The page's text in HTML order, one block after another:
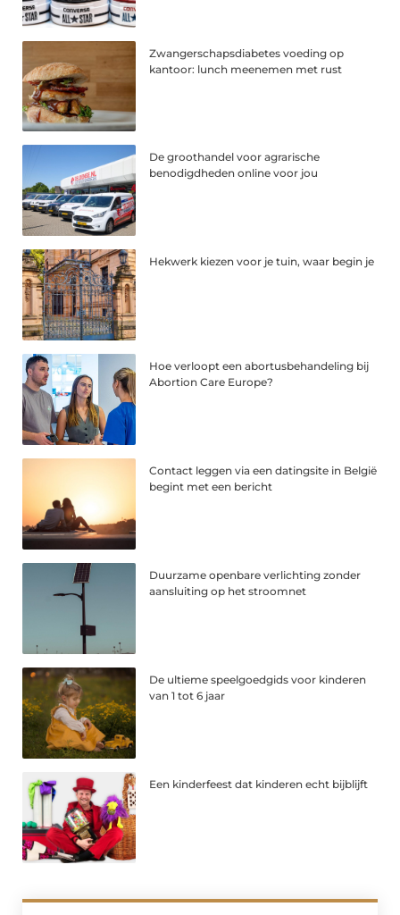
Zwangerschapsdiabetes voeding op
kantoor: lunch meenemen met rust
De groothandel voor agrarische
benodigdheden online voor jou
Hekwerk kiezen voor je tuin, waar begin je
Hoe verloopt een abortusbehandeling bij
Abortion Care Europe?
Contact leggen via een datingsite in België
begint met een bericht
Duurzame openbare verlichting zonder
aansluiting op het stroomnet
De ultieme speelgoedgids voor kinderen
van 1 tot 6 jaar
Een kinderfeest dat kinderen echt bijblijft